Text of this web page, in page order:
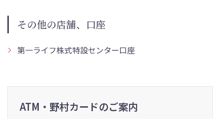
その他の店舗、口座
第一ライフ株式特設センター口座
ATM・野村カードのご案内